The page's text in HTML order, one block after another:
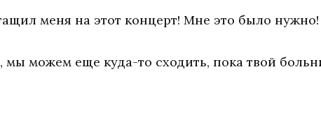
меня на этот концерт! Мне это было нужно!
мы можем еще куда-то сходить, пока твой